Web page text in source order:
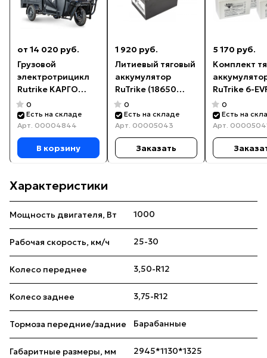
от 14 020 руб.
Грузовой
электротрицикл
Rutrike КАРГО
Кабина Универсал
1500 60V1000W
0
Есть на складе
Арт. 00004844
В корзину
1 920 руб.
Литиевый тяговый
аккумулятор
RuTrike (18650
MnCoNi) 60V20A/H
0
Есть на складе
Арт. 00005043
Заказать
5 170 руб.
Комплект
RuTrike 6-
(60V100A/H
0
Есть на
Арт.
Характеристики
Мощность двигателя, Вт 1000
Рабочая скорость, км/ч 25-30
Колесо переднее 3,50-R12
Колесо заднее 3,75-R12
Тормоза передние/задние Барабанные
Габаритные размеры, мм 2945*1130*1325